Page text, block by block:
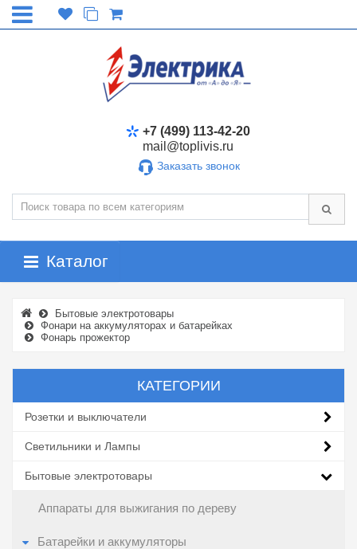
+7 (499) 113-42-20
mail@toplivis.ru
Заказать звонок
Каталог
Бытовые электротовары
Фонари на аккумуляторах и батарейках
Фонарь прожектор
КАТЕГОРИИ
Розетки и выключатели
Светильники и Лампы
Бытовые электротовары
Аппараты для выжигания по дереву
Батарейки и аккумуляторы